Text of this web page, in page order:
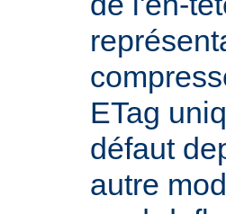
ETag
défaut
autre